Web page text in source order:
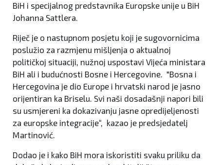
BiH i specijalnog predstavnika Europske unije u BiH
Johanna Sattlera.
Riječ je o nastupnom posjetu koji je sugovornicima
poslužio za razmjenu mišljenja o aktualnoj
političkoj situaciji, nužnoj uspostavi Vijeća ministara
BiH ali i budućnosti Bosne i Hercegovine. "Bosna i
Hercegovina je dio Europe i hrvatski narod je jasno
orijentiran ka Briselu. Svi naši dosadašnji napori bili
su usmjereni ka dokazivanju jasne opredijeljenosti
za europske integracije“, kazao je predsjedatelj
Martinović.
Dodao je i kako BiH mora iskoristiti svaku priliku da